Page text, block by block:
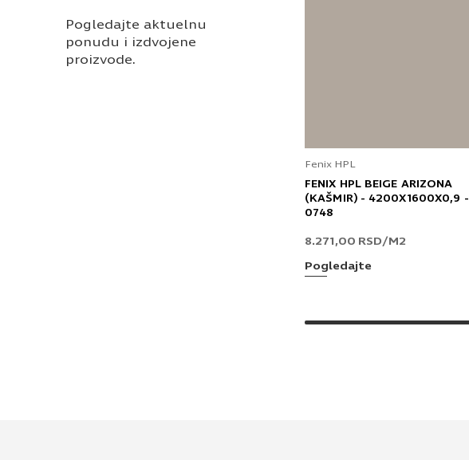
Pogledajte aktuelnu
ponudu i izdvojene
proizvode.
Fenix HPL
FENIX HPL BEIGE ARIZONA
(KAŠMIR) - 4200X1600X0,9 -
0748
8.271,00 RSD/M2
Pogledajte